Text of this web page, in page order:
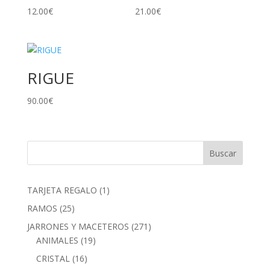
12.00€ 21.00€
RIGUE
90.00€
TARJETA REGALO 1 1
RAMOS 2525
productos
JARRONES Y MACETEROS 271 271
ANIMALES 1919
CRISTAL 1616